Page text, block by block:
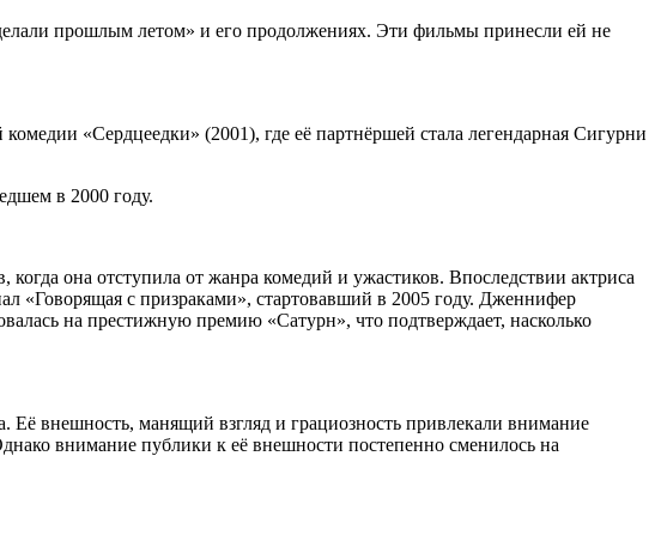
прошлым летом» и его продолжениях. Эти фильмы принесли ей не
«Сердцеедки» (2001), где её партнёршей стала легендарная Сигурни
в 2000 году.
она отступила от жанра комедий и ужастиков. Впоследствии актриса
«Говорящая с призраками», стартовавший в 2005 году. Дженнифер
на престижную премию «Сатурн», что подтверждает, насколько
внешность, манящий взгляд и грациозность привлекали внимание
внимание публики к её внешности постепенно сменилось на